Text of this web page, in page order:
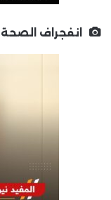
انفجراف الصحة